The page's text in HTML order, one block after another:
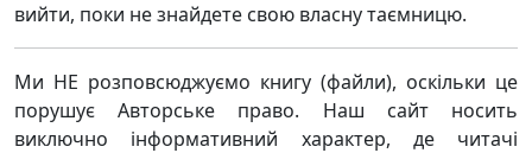
вийти, поки не знайдете свою власну таємницю.
Ми НЕ розповсюджуємо книгу (файли), оскільки це
порушує Авторське право. Наш сайт носить
виключно інформативний характер, де читачі